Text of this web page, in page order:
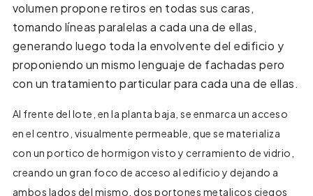
volumen propone retiros en todas sus caras,
tomando líneas paralelas a cada una de ellas,
generando luego toda la envolvente del edificio y
proponiendo un mismo lenguaje de fachadas pero
con un tratamiento particular para cada una de ellas.
Al frente del lote, en la planta baja, se enmarca un acceso
en el centro, visualmente permeable, que se materializa
con un portico de hormigon visto y cerramiento de vidrio,
creando un gran foco de acceso al edificio y dejando a
ambos lados del mismo, dos portones metalicos ciegos